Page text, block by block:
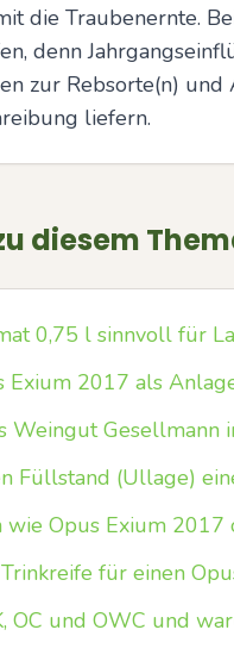
die Traubenernte.
denn
zur Rebsorte(n)
liefern.
diesem
0,75 l sinnvoll für
Exium 2017 als
Weingut Gesellmann
Füllstand (Ullage)
Opus Exium
für einen
OC und OWC und